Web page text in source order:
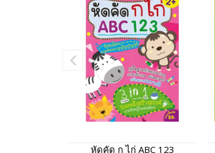
หัดคัด ก ไก่ ABC 123